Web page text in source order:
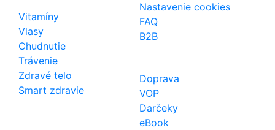
Vitamíny
Vlasy
Chudnutie
Trávenie
Zdravé telo
Smart zdravie
Nastavenie cookies
FAQ
B2B
Doprava
VOP
Darčeky
eBook